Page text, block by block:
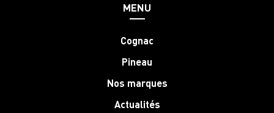
MENU
Cognac
Pineau
Nos marques
Actualités